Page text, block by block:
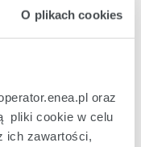
O plikach cookies
oraz
pliki cookie w celu
ich zawartości,
dzień 30